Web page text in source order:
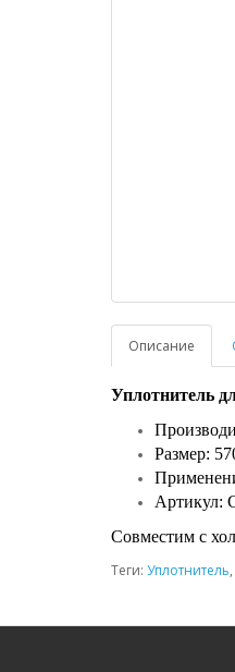
Описание
Уплотнитель
Размер:
Артикул:
Совместим с
Теги: Уплотнитель,